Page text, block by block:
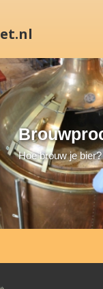
Hoe brouw je bier?